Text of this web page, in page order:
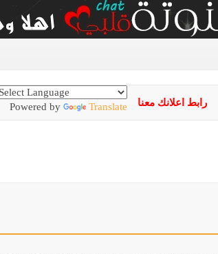
رابط اعلانك معنا Powered by Translate